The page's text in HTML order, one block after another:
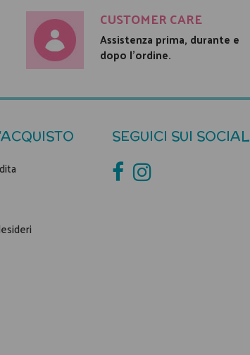
CUSTOMER CARE
Assistenza prima, durante e
dopo l'ordine.
SEGUICI SUI SOCIAL